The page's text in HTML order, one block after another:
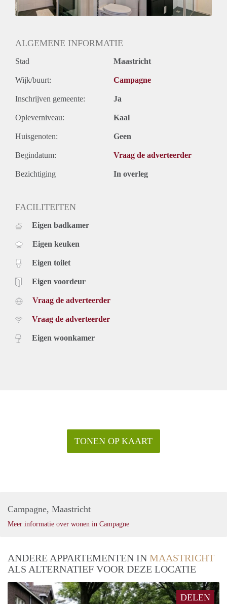
ALGEMENE INFORMATIE
Stad Maastricht
Wijk/buurt: Campagne
Inschrijven gemeente: Ja
Opleverniveau: Kaal
Huisgenoten: Geen
Begindatum: Vraag de adverteerder
Bezichtiging In overleg
FACILITEITEN
Eigen badkamer
Eigen keuken
Eigen toilet
Eigen voordeur
Vraag de adverteerder
Vraag de adverteerder
Eigen woonkamer
TONEN OP KAART
Campagne, Maastricht
Meer informatie over wonen in Campagne
ANDERE APPARTEMENTEN IN MAASTRICHT
ALS ALTERNATIEF VOOR DEZE LOCATIE
DELEN